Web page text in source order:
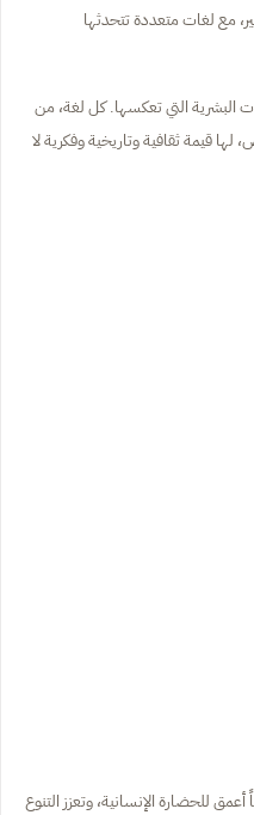
مع لغات متعددة تتحدثها
البشرية التي تعكسها. كل لغة، من
لها قيمة ثقافية وتاريخية وفكرية لا
للحضارة الإنسانية، وتعزز التنوع